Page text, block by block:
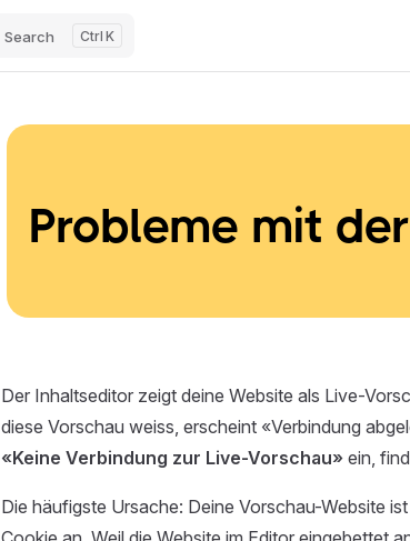
Search K
Probleme mit
Der Inhaltseditor zeigt deine Website als Live-
diese Vorschau weiss, erscheint «Verbindung
«Keine Verbindung zur Live-Vorschau» ein,
Die häufigste Ursache: Deine Vorschau-Website